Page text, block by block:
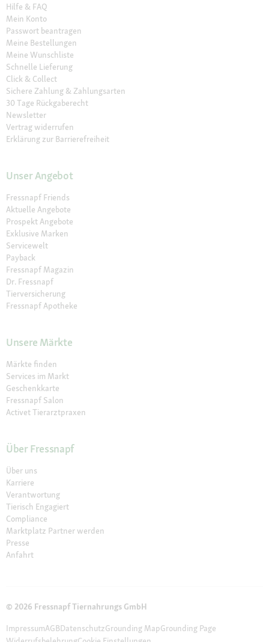
Hilfe & FAQ
Mein Konto
Passwort beantragen
Meine Bestellungen
Meine Wunschliste
Schnelle Lieferung
Click & Collect
Sichere Zahlung & Zahlungsarten
30 Tage Rückgaberecht
Newsletter
Vertrag widerrufen
Erklärung zur Barrierefreiheit
Unser Angebot
Fressnapf Friends
Aktuelle Angebote
Prospekt Angebote
Exklusive Marken
Servicewelt
Payback
Fressnapf Magazin
Dr. Fressnapf
Tierversicherung
Fressnapf Apotheke
Unsere Märkte
Märkte finden
Services im Markt
Geschenkkarte
Fressnapf Salon
Activet Tierarztpraxen
Über Fressnapf
Über uns
Karriere
Verantwortung
Tierisch Engagiert
Compliance
Marktplatz Partner werden
Presse
Anfahrt
© 2026 Fressnapf Tiernahrungs GmbH
ImpressumAGBDatenschutzGrounding MapGrounding Page